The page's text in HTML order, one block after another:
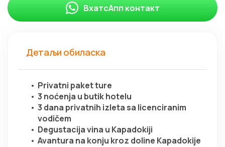
Детаљи обиласка
Privatni paket ture
3 noćenja u butik hotelu
3 dana privatnih izleta sa licenciranim
vodičem
Degustacija vina u Kapadokiji
Avantura na konju kroz doline Kapadokije
ВхатсАпп контакт